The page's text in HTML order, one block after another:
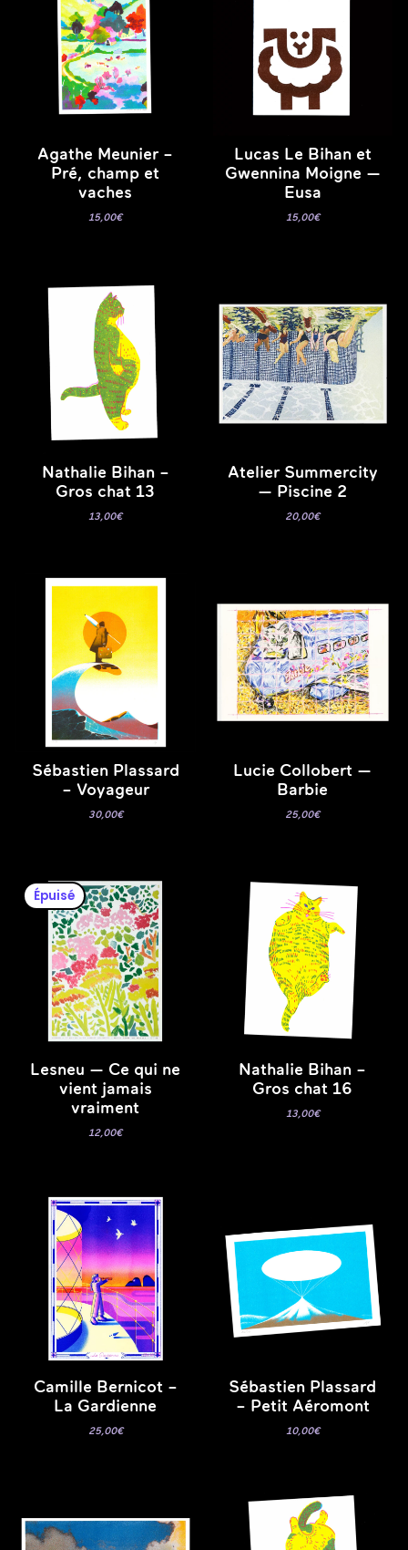
Agathe Meunier –
Pré, champ et
vaches
15,00€
Lucas Le Bihan et
Gwennina Moigne —
Eusa
15,00€
Nathalie Bihan –
Gros chat 13
13,00€
Atelier Summercity
— Piscine 2
20,00€
Sébastien Plassard
– Voyageur
30,00€
Lucie Collobert —
Barbie
25,00€
Épuisé
Lesneu — Ce qui ne
vient jamais
vraiment
12,00€
Nathalie Bihan –
Gros chat 16
13,00€
Camille Bernicot –
La Gardienne
25,00€
Sébastien Plassard
– Petit Aéromont
10,00€